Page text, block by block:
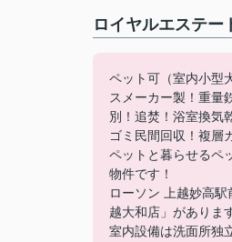
ロイヤルエステー
ペット可（室内小型
スメーカー製！重量
別！追焚！浴室換気
ゴミ民間回収！複層
ペットと暮らせるペ
物件です！
ローソン 上越妙高
越大和店」がありま
室内設備は洗面所独